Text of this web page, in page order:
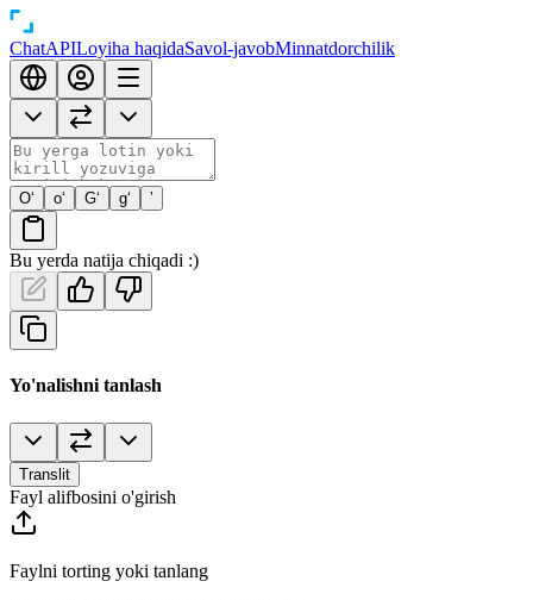
ChatAPILoyiha haqidaSavol-javobMinnatdorchilik
O‘ o‘ G‘ g‘ ’
Bu yerda natija chiqadi :)
Yo'nalishni tanlash
Translit
Fayl alifbosini o'girish
Faylni torting yoki tanlang